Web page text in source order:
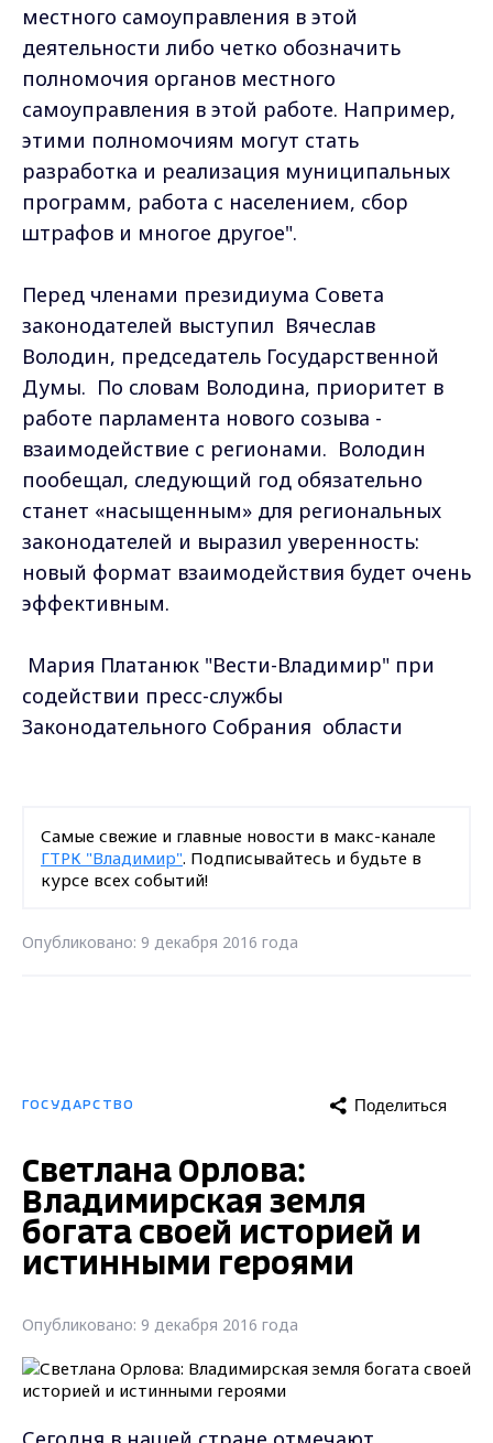
местного самоуправления в этой
деятельности либо четко обозначить
полномочия органов местного
самоуправления в этой работе. Например,
этими полномочиям могут стать
разработка и реализация муниципальных
программ, работа с населением, сбор
штрафов и многое другое".
Перед членами президиума Совета
законодателей выступил Вячеслав
Володин, председатель Государственной
Думы. По словам Володина, приоритет в
работе парламента нового созыва -
взаимодействие с регионами. Володин
пообещал, следующий год обязательно
станет «насыщенным» для региональных
законодателей и выразил уверенность:
новый формат взаимодействия будет очень
эффективным.
Мария Платанюк "Вести-Владимир" при
содействии пресс-службы
Законодательного Собрания области
Самые свежие и главные новости в макс-канале
ГТРК "Владимир". Подписывайтесь и будьте в
курсе всех событий!
Опубликовано: 9 декабря 2016 года
ГОСУДАРСТВО Поделиться
Светлана Орлова:
Владимирская земля
богата своей историей и
истинными героями
Опубликовано: 9 декабря 2016 года